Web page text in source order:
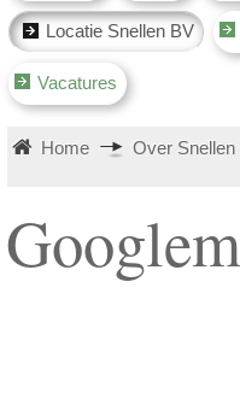
Locatie Snellen BV
Vacatures
Home Over Snellen